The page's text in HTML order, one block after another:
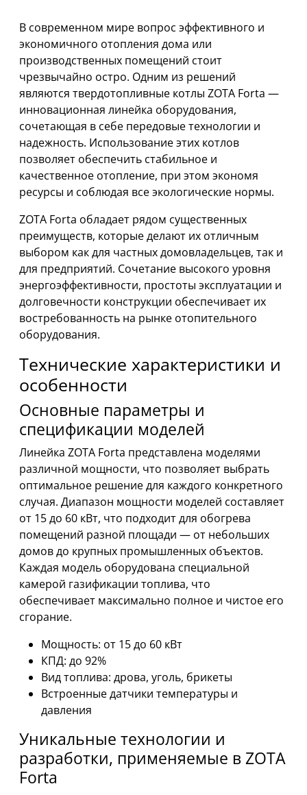
В современном мире вопрос эффективного и
экономичного отопления дома или
производственных помещений стоит
чрезвычайно остро. Одним из решений
являются твердотопливные котлы ZOTA Forta —
инновационная линейка оборудования,
сочетающая в себе передовые технологии и
надежность. Использование этих котлов
позволяет обеспечить стабильное и
качественное отопление, при этом экономя
ресурсы и соблюдая все экологические нормы.
ZOTA Forta обладает рядом существенных
преимуществ, которые делают их отличным
выбором как для частных домовладельцев, так и
для предприятий. Сочетание высокого уровня
энергоэффективности, простоты эксплуатации и
долговечности конструкции обеспечивает их
востребованность на рынке отопительного
оборудования.
Технические характеристики и
особенности
Основные параметры и
спецификации моделей
Линейка ZOTA Forta представлена моделями
различной мощности, что позволяет выбрать
оптимальное решение для каждого конкретного
случая. Диапазон мощности моделей составляет
от 15 до 60 кВт, что подходит для обогрева
помещений разной площади — от небольших
домов до крупных промышленных объектов.
Каждая модель оборудована специальной
камерой газификации топлива, что
обеспечивает максимально полное и чистое его
сгорание.
Мощность: от 15 до 60 кВт
КПД: до 92%
Вид топлива: дрова, уголь, брикеты
Встроенные датчики температуры и
давления
Уникальные технологии и
разработки, применяемые в ZOTA
Forta